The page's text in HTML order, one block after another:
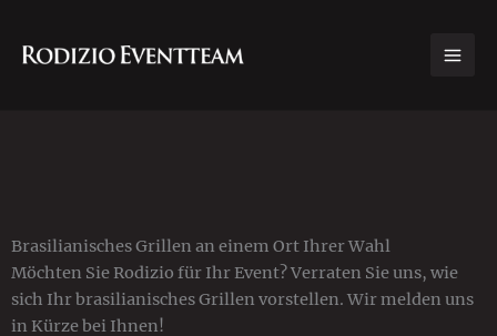
springen
Brasilianisches Grillen an einem Ort Ihrer Wahl
Möchten Sie Rodizio für Ihr Event? Verraten Sie uns, wie
sich Ihr brasilianisches Grillen vorstellen. Wir melden uns
in Kürze bei Ihnen!